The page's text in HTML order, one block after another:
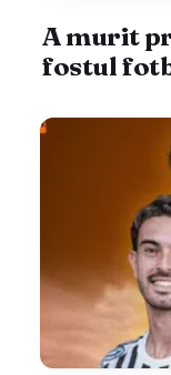
A murit
fostul